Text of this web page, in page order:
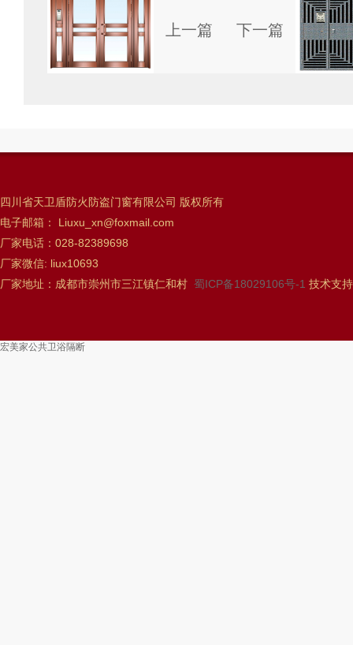
上一篇 下一篇
四川省天卫盾防火防盗门窗有限公司 版权所有
电子邮箱： Liuxu_xn@foxmail.com
厂家电话：028-82389698
厂家微信: liux10693
厂家地址：成都市崇州市三江镇仁和村 蜀ICP备18029106号-1 技术支
宏美家公共卫浴隔断